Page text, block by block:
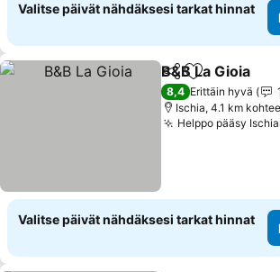
Valitse päivät nähdäksesi tarkat hinnat
Jaa Lisää
B&B La Gioia
8,4 Erittäin hyvä
Ischia, 4.1 km
Helppo pääsy
Valitse päivät nähdäksesi tarkat hinnat